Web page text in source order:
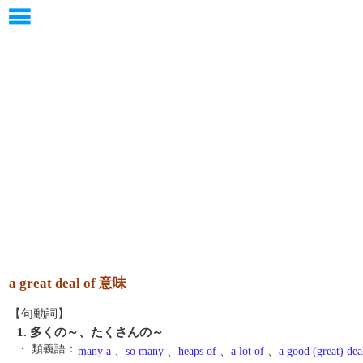
a great deal of 意味
【句動詞】
1. 多くの～、たくさんの～
・ 類義語： many a 、 so many 、 heaps of 、 a lot of 、 a good (great)